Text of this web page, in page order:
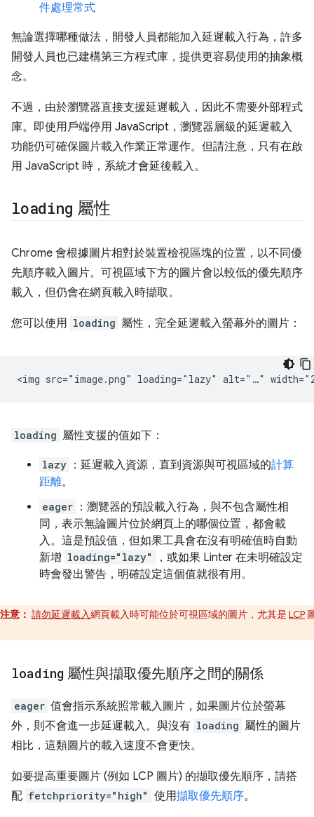
件處理常式
無論選擇哪種做法，開發人員都能加入延遲載入行為，許多
開發人員也已建構第三方程式庫，提供更容易使用的抽象概
念。
不過，由於瀏覽器直接支援延遲載入，因此不需要外部程式
庫。即使用戶端停用 JavaScript，瀏覽器層級的延遲載入
功能仍可確保圖片載入作業正常運作。但請注意，只有在啟
用 JavaScript 時，系統才會延後載入。
loading 屬性
Chrome 會根據圖片相對於裝置檢視區塊的位置，以不同優
先順序載入圖片。可視區域下方的圖片會以較低的優先順序
載入，但仍會在網頁載入時擷取。
您可以使用 loading 屬性，完全延遲載入螢幕外的圖片：
loading 屬性支援的值如下：
lazy ：延遲載入資源，直到資源與可視區域的計算
距離。
eager ：瀏覽器的預設載入行為，與不包含屬性相
同，表示無論圖片位於網頁上的哪個位置，都會載
入。這是預設值，但如果工具會在沒有明確值時自動
新增 loading="lazy"
，或如果 Linter 在未明確設定
時會發出警告，明確設定這個值就很有用。
注意： 請勿延遲載入網頁載入時可能位於可視區域的圖片，尤其是 LCP
loading 屬性與擷取優先順序之間的關係
eager 值會指示系統照常載入圖片，如果圖片位於螢幕
外，則不會進一步延遲載入。與沒有 loading 屬性的圖片
相比，這類圖片的載入速度不會更快。
如要提高重要圖片 (例如 LCP 圖片) 的擷取優先順序，請搭
配 fetchpriority="high" 使用擷取優先順序。